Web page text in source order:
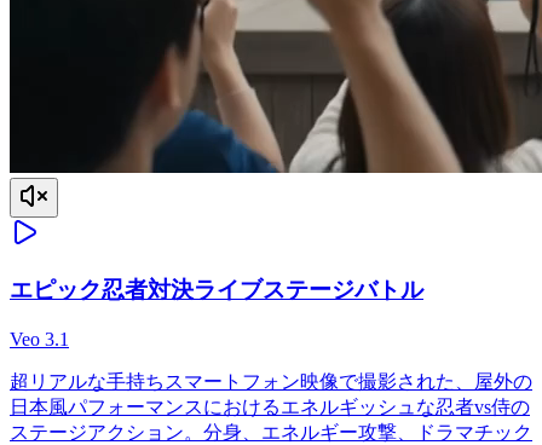
エピック忍者対決ライブステージバトル
Veo 3.1
超リアルな手持ちスマートフォン映像で撮影された、屋外の
日本風パフォーマンスにおけるエネルギッシュな忍者vs侍の
ステージアクション。分身、エネルギー攻撃、ドラマチック